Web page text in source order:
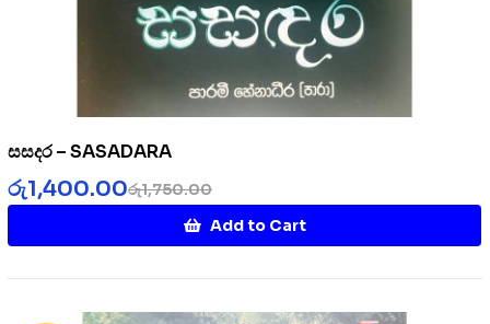
සසදර – SASADARA
රු1,750.00
රු1,400.00
Add to Cart